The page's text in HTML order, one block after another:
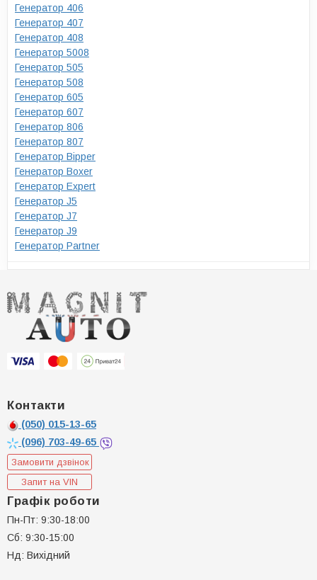
Генератор 406
Генератор 407
Генератор 408
Генератор 5008
Генератор 505
Генератор 508
Генератор 605
Генератор 607
Генератор 806
Генератор 807
Генератор Bipper
Генератор Boxer
Генератор Expert
Генератор J5
Генератор J7
Генератор J9
Генератор Partner
Контакти
(050) 015-13-65
(096) 703-49-65
Замовити дзвінок
Запит на VIN
Графік роботи
Пн-Пт: 9:30-18:00
Сб: 9:30-15:00
Нд: Вихідний